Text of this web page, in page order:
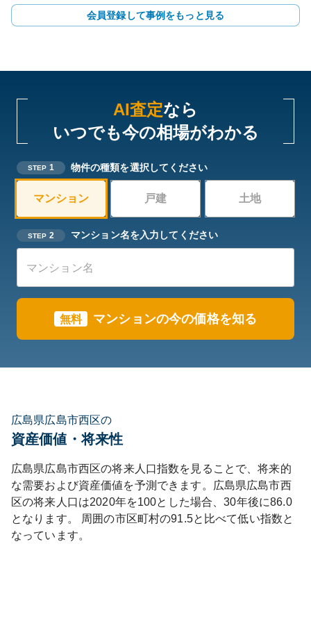
会員登録して事例をもっと見る
AI査定なら
いつでも今の相場がわかる
STEP 1 物件の種類を選択してください
マンション 戸建 土地
STEP 2 マンション名を入力してください
無料 マンションの今の価格を知る
広島県広島市西区の
資産価値・将来性
広島県広島市西区の将来人口指数を見ることで、将来的
な需要および資産価値を予測できます。
広島県広島市西
区の将来人口は2020年を100とした場合、30年後に86.0
となります。
周囲の市区町村の91.5と比べて低い指数と
なっています。